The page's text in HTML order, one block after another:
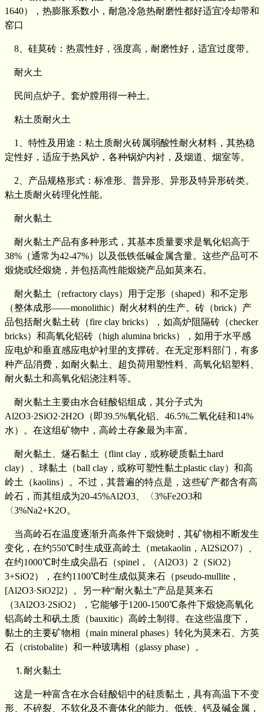
1640），热膨胀系数小，耐急冷急热耐磨性都好适宜冷却带和
窑口
8、硅莫砖：热震性好，强度高，耐磨性好，适宜过度带。
耐火土
民间点炉子。套炉膛用得一种土。
粘土质耐火土
1、特性及用途：粘土质耐火砖属弱酸性耐火材料，其热稳
定性好，适应于热风炉，各种锅炉内衬，及烟道、烟室等。
2、产品规格形式：标准形、普异形、异形及特异形砖类。
粘土质耐火砖理化性能。
耐火黏土
耐火黏土产品有多种形式，其基本质量要求是氧化铝高于
38%（通常为42-47%）以及低铁低碱金属含量。这些产品可不
煅烧或经煅烧，并包括高性能煅烧产品如莫来石。
耐火黏土（refractory clays）用于定形（shaped）和不定形
（整体成形——monolithic）耐火材料的生产。砖（brick）产
品包括耐火黏土砖（fire clay bricks），如高炉阻隔砖（checker
bricks）和高氧化铝砖（high alumina bricks），如用于水平感
应电炉和垂直感应电炉衬里的支撑砖。在无定形料部门，有多
种产品消费，如耐火黏土、超负荷用塑性料、高氧化铝塑料、
耐火黏土和高氧化铝浇注料等。
耐火黏土主要由水合硅酸铝组成，其分子式为
Al2O3·2SiO2·2H2O（即39.5%氧化铝、46.5%二氧化硅和14%
水）。在这组矿物中，高岭土存象最为丰富。
耐火黏土、燧石黏土（flint clay，或称硬质黏土hard
clay）、球黏土（ball clay，或称可塑性黏土plastic clay）和高
岭土（kaolins）。不过，其普遍的特点是，这些矿产都含有高
岭石，而其组成为20-45%Al2O3、〈3%Fe2O3和
〈3%Na2+K2O。
当高岭石在温度逐渐升高条件下煅烧时，其矿物相不断发生
变化，在约550℃时生成亚高岭土（metakaolin，Al2Si2O7）、
在约1000℃时生成尖晶石（spinel，（Al2O3）2（SiO2）
3+SiO2），在约1100℃时生成似莫来石（pseudo-mullite，
[Al2O3·SiO2]2）。另一种“耐火黏土”产品是莫来石
（3Al2O3·2SiO2），它能够于1200-1500℃条件下煅烧高氧化
铝高岭土和矾土质（bauxitic）高岭土制得。在这些温度下，
黏土的主要矿物相（main mineral phases）转化为莫来石、方英
石（cristobalite）和一种玻璃相（glassy phase）。
⒈耐火黏土
这是一种富含在水合硅酸铝中的硅质黏土，具有高温下不变
形、不碎裂、不软化及不膏体化的能力。低铁、钙及碱金属，